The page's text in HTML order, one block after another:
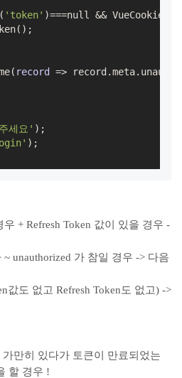
'token' )===null
&&
record =>
세요' );
);
+ Refresh Token 값이 있을 경우 -
unauthorized 가 참일 경우 -> 다음
값도 없고 Refresh Token도 없고) ->
만히 있다가 토큰이 만료되었는
할 경우 !